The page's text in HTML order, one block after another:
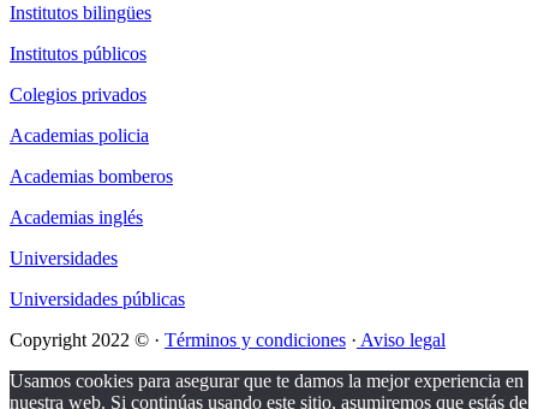
Institutos bilingües
Institutos públicos
Colegios privados
Academias policia
Academias bomberos
Academias inglés
Universidades
Universidades públicas
Copyright 2022 © · Términos y condiciones · Aviso legal
Usamos cookies para asegurar que te damos la mejor experiencia en
nuestra web. Si continúas usando este sitio, asumiremos que estás de